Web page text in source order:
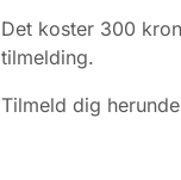
Det koster 300
tilmelding.
Tilmeld dig